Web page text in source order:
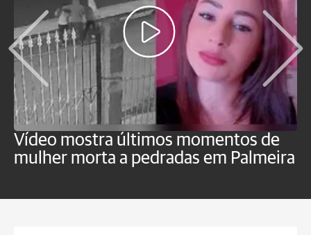
Vídeo mostra últimos momentos de
mulher morta a pedradas em Palmeira